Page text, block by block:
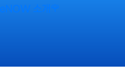
소개🌹